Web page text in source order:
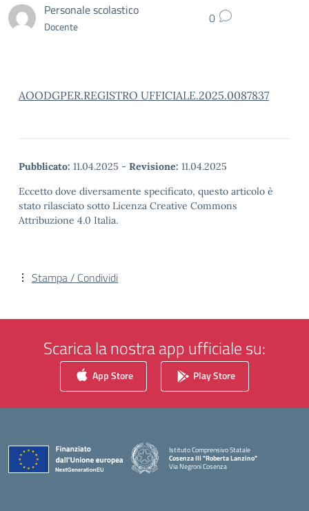
Personale scolastico
Docente 0
AOODGPER.REGISTRO UFFICIALE.2025.0087837
Pubblicato: 11.04.2025 - Revisione: 11.04.2025
Eccetto dove diversamente specificato, questo articolo è
stato rilasciato sotto Licenza Creative Commons
Attribuzione 4.0 Italia.
Stampa / Condividi
Scarica la nostra app ufficiale su:
App Store Play Store
Istituto Comprensivo Statale
Cosenza III "Roberta Lanzino"
Via Negroni Cosenza
— Visita la pagina iniziale della scuola